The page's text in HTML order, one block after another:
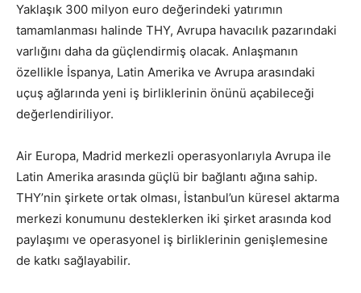
Yaklaşık 300 milyon euro değerindeki yatırımın
tamamlanması halinde THY, Avrupa havacılık pazarındaki
varlığını daha da güçlendirmiş olacak. Anlaşmanın
özellikle İspanya, Latin Amerika ve Avrupa arasındaki
uçuş ağlarında yeni iş birliklerinin önünü açabileceği
değerlendiriliyor.
Air Europa, Madrid merkezli operasyonlarıyla Avrupa ile
Latin Amerika arasında güçlü bir bağlantı ağına sahip.
THY’nin şirkete ortak olması, İstanbul’un küresel aktarma
merkezi konumunu desteklerken iki şirket arasında kod
paylaşımı ve operasyonel iş birliklerinin genişlemesine
de katkı sağlayabilir.